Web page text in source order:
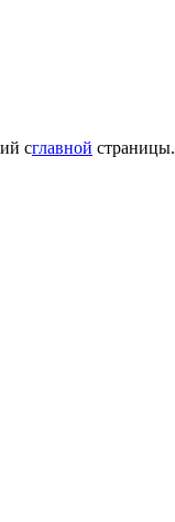
сглавной страницы.